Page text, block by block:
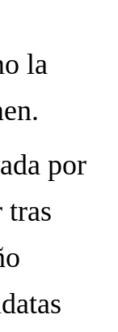
la
por